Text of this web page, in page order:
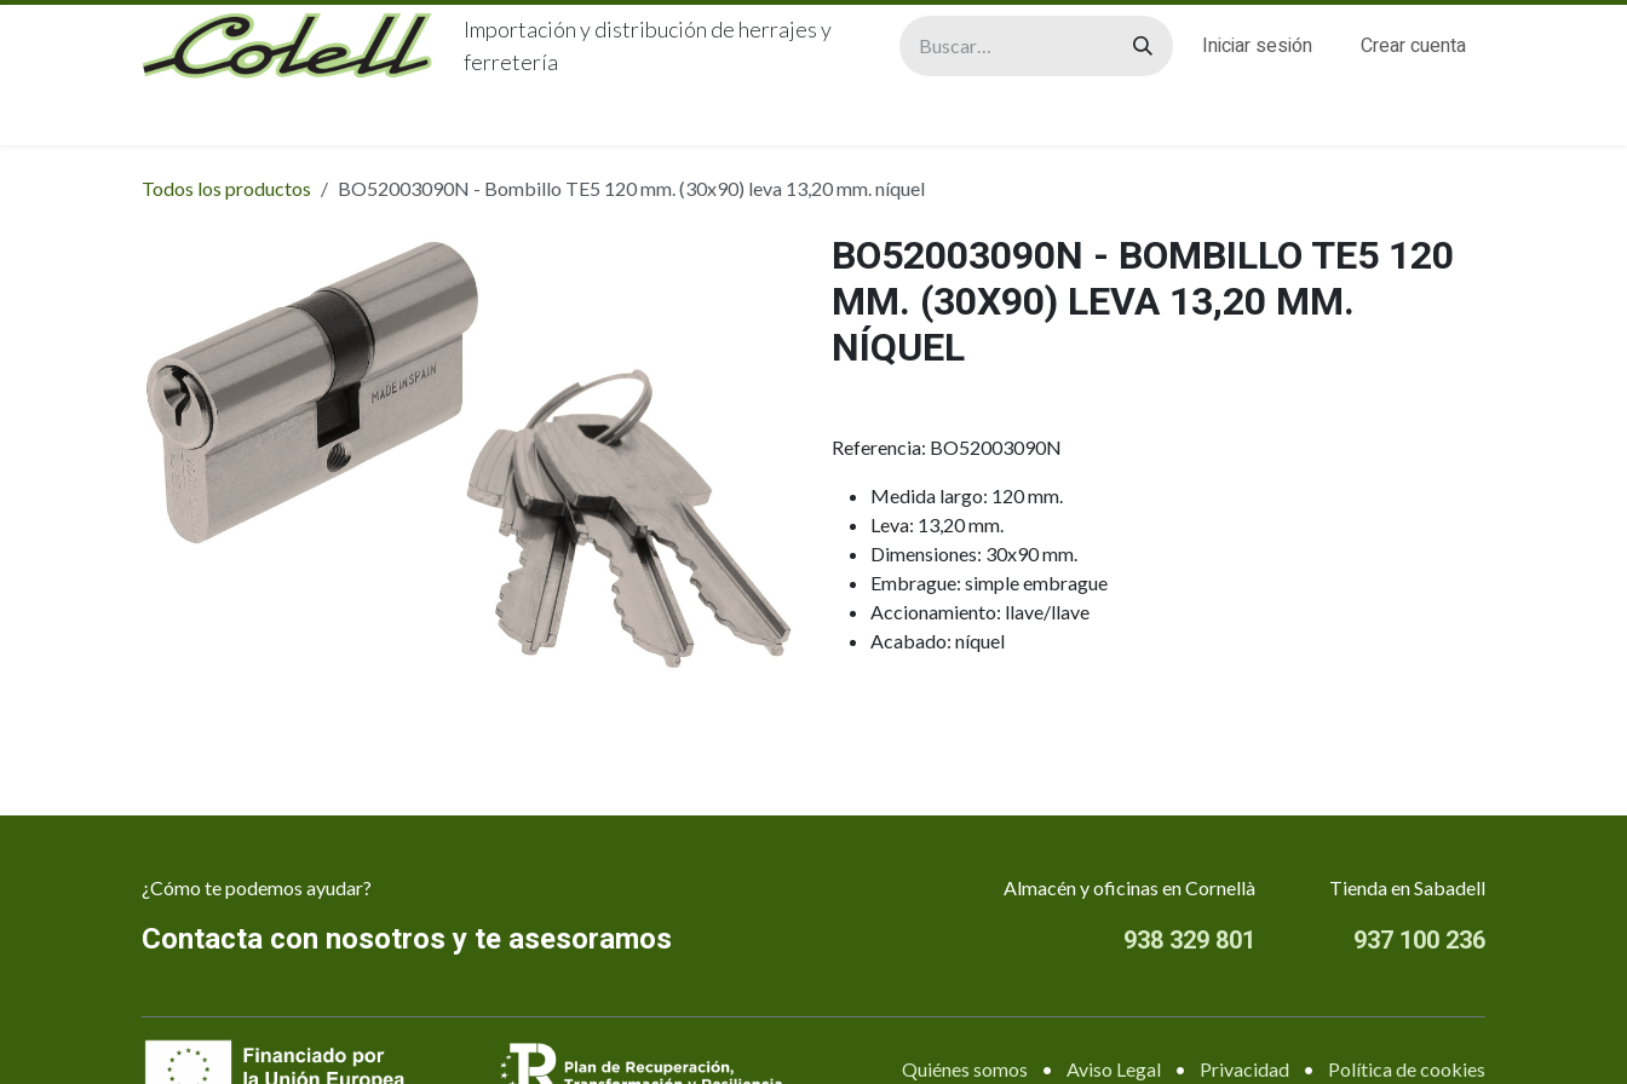
Ir al contenido
Importación y distribución de herrajes y
ferretería
Iniciar sesión Crear cuenta
Todos los productos BO52003090N - Bombillo TE5 120 mm. (30x90) leva 13,20 mm. níquel
BO52003090N - BOMBILLO TE5 120
MM. (30X90) LEVA 13,20 MM.
NÍQUEL
Referencia: BO52003090N
Medida largo: 120 mm.
Leva: 13,20 mm.
Dimensiones: 30x90 mm.
Embrague: simple embrague
Accionamiento: llave/llave
Acabado: níquel
¿Cómo te podemos ayudar?
Contacta con nosotros y te asesoramos
Almacén y oficinas en Cornellà
938 329 801
Tienda en Sabadell
937 100 236
Quiénes somos • Aviso Legal • Privacidad • Política de cookies